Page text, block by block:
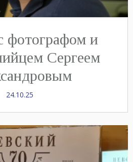
фотографом и
Сергеем
24.10.25